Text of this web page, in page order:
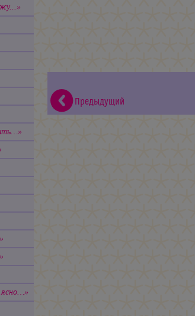
Предыдущий